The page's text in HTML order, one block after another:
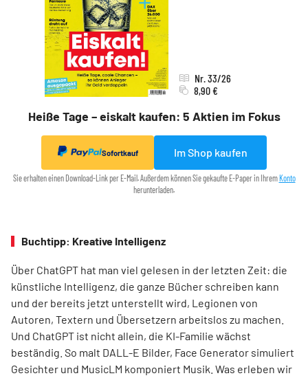
Heiße Tage – eiskalt kaufen: 5 Aktien im Fokus
Nr. 33/26
8,90 €
Sofortkauf Im Shop kaufen
Sie erhalten einen Download-Link per E-Mail. Außerdem können Sie gekaufte E-Paper in Ihrem Konto
herunterladen.
Buchtipp: Kreative Intelligenz
Über ChatGPT hat man viel gelesen in der letzten Zeit: die
künstliche Intelligenz, die ganze Bücher schreiben kann
und der bereits jetzt unterstellt wird, Legionen von
Autoren, Textern und Übersetzern arbeitslos zu machen.
Und ChatGPT ist nicht allein, die KI-Familie wächst
beständig. So malt DALL-E Bilder, Face Generator simuliert
Gesichter und MusicLM komponiert Musik. Was erleben wir